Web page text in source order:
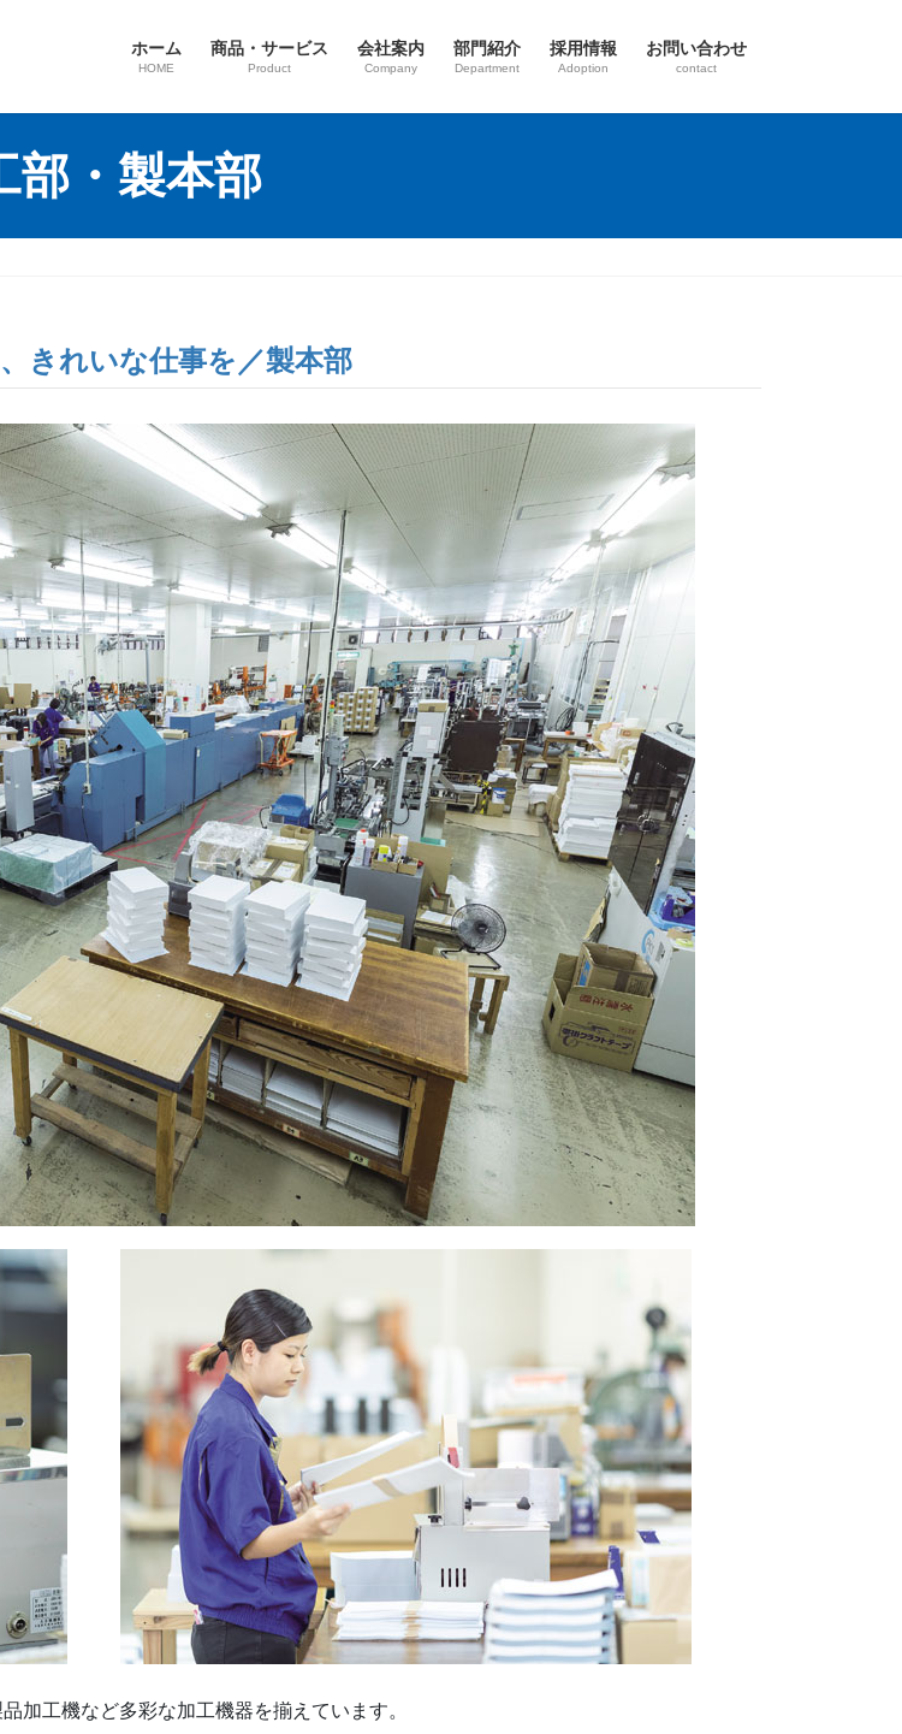
ホーム
HOME
商品・サービス
Product
会社案内
Company
部門紹介
Department
採用情報
Adoption
お問い合わせ
contact
部・製本部
きれいな仕事を／製本部
加工機など多彩な加工機器を揃えています。